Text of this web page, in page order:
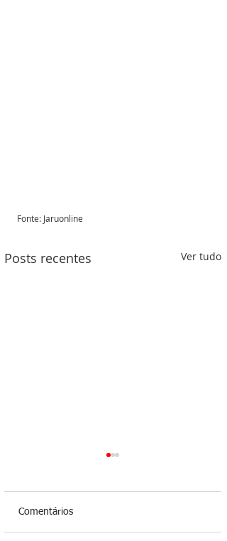
Fonte: Jaruonline
Posts recentes Ver tudo
Comentários